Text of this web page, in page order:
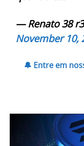
— Renato 38
November 10,
🔔 Entre em